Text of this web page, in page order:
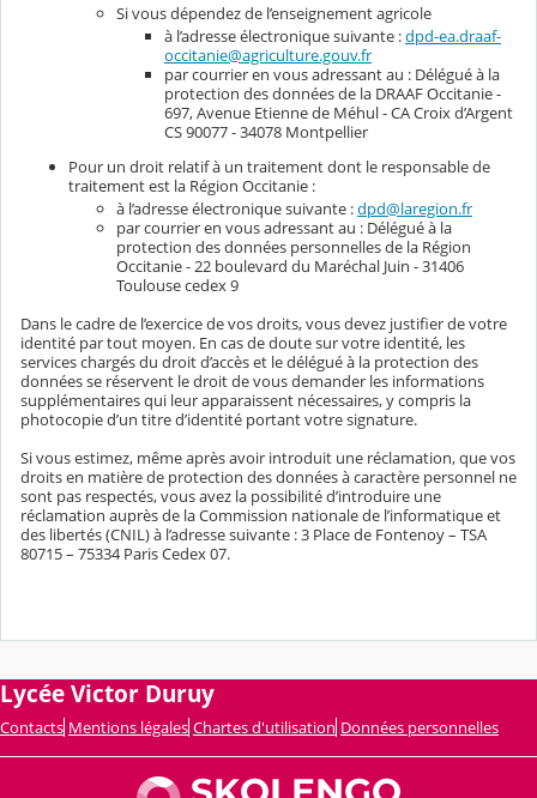
Si vous dépendez de l’enseignement agricole
à l’adresse électronique suivante :dpd-ea.draaf-
occitanie@agriculture.gouv.fr
par courrier en vous adressant au : Délégué à la
protection des données de la DRAAF Occitanie -
697, Avenue Etienne de Méhul - CA Croix d’Argent
CS 90077 - 34078 Montpellier
Pour un droit relatif à un traitement dont le responsable de
traitement est la Région Occitanie :
à l’adresse électronique suivante :dpd@laregion.fr
par courrier en vous adressant au : Délégué à la
protection des données personnelles de la Région
Occitanie - 22 boulevard du Maréchal Juin - 31406
Toulouse cedex 9
Dans le cadre de l’exercice de vos droits, vous devez justifier de votre
identité par tout moyen. En cas de doute sur votre identité, les
services chargés du droit d’accès et le délégué à la protection des
données se réservent le droit de vous demander les informations
supplémentaires qui leur apparaissent nécessaires, y compris la
photocopie d’un titre d’identité portant votre signature.
Si vous estimez, même après avoir introduit une réclamation, que vos
droits en matière de protection des données à caractère personnel ne
sont pas respectés, vous avez la possibilité d’introduire une
réclamation auprès de la Commission nationale de l’informatique et
des libertés (CNIL) à l’adresse suivante : 3 Place de Fontenoy – TSA
80715 – 75334 Paris Cedex 07.
Lycée Victor Duruy
Contacts Mentions légales Chartes d'utilisation Données personnelles